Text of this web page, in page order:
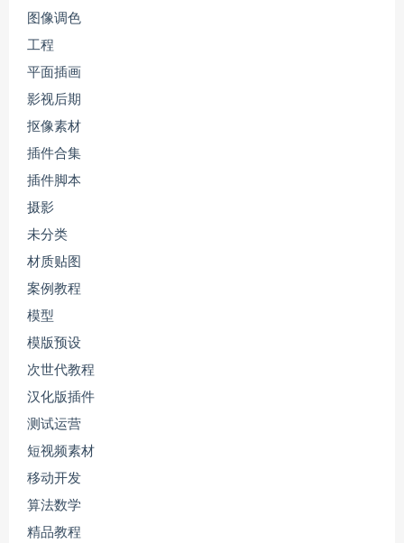
图像调色
工程
平面插画
影视后期
抠像素材
插件合集
插件脚本
摄影
未分类
材质贴图
案例教程
模型
模版预设
次世代教程
汉化版插件
测试运营
短视频素材
移动开发
算法数学
精品教程